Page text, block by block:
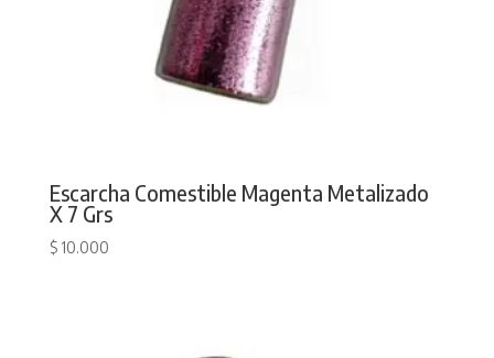
Escarcha Comestible Magenta Metalizado
X 7 Grs
$10.000